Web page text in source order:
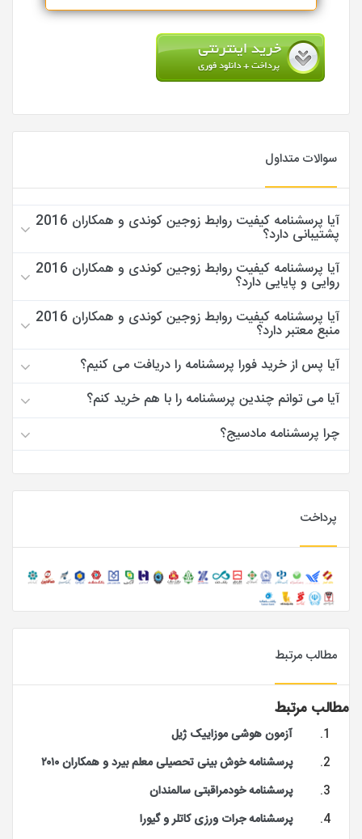
سوالات متداول
آیا پرسشنامه کیفیت روابط زوجین کوندی و همکاران 2016
پشتیبانی دارد؟
آیا پرسشنامه کیفیت روابط زوجین کوندی و همکاران 2016
روایی و پایایی دارد؟
آیا پرسشنامه کیفیت روابط زوجین کوندی و همکاران 2016
منبع معتبر دارد؟
آیا پس از خرید فورا پرسشنامه را دریافت می کنیم؟
آیا می توانم چندین پرسشنامه را با هم خرید کنم؟
چرا پرسشنامه مادسیج؟
پرداخت
مطالب مرتبط
مطالب مرتبط
آزمون هوشی موزاییک ژیل
پرسشنامه خوش بینی تحصیلی معلم بیرد و همکاران ۲۰۱۰
پرسشنامه خودمراقبتی سالمندان
پرسشنامه جرات ورزی کاتلر و گیورا